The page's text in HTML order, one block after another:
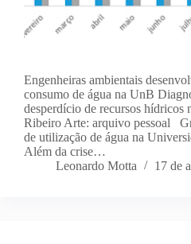
Engenheiras ambientais
consumo de água na UnB
desperdício de recursos hídricos
Ribeiro Arte: arquivo pessoal
de utilização de água na
Além da crise…
Leonardo Motta
17 de